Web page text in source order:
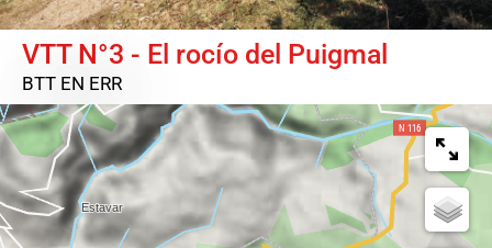
VTT N°3 - El rocío del Puigmal
BTT EN ERR